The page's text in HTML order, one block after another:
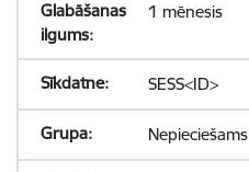
1 mēnesis
SESS<ID>
Nepieciešams